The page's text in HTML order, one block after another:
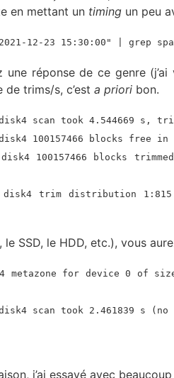
en mettant un timing un peu
12-23 15:30:00" | grep
réponse de ce genre
trims/s, c’est a priori bon.
scan took 4.544669 s,
100157466 blocks free in
100157466 blocks
disk4 trim distribution 1:815
SSD, le HDD, etc.), vous
metazone for device 0 of
scan took 2.461839 s
j’ai essayé avec beaucoup